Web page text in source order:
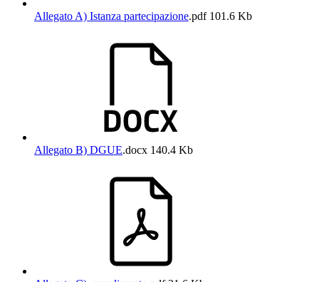
Allegato A) Istanza partecipazione.pdf101.6 Kb
Allegato B) DGUE.docx 140.4 Kb